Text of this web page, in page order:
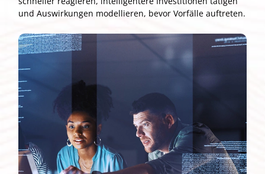
und Auswirkungen modellieren, bevor Vorfälle auftreten.